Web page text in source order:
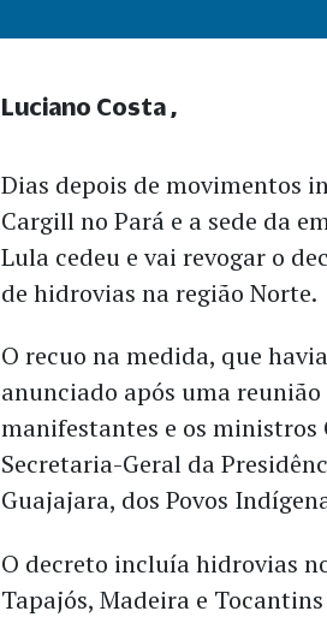
Dias depois de movimentos
Cargill no Pará e a sede da
Lula cedeu e vai revogar o
de hidrovias na região Norte.
O recuo na medida, que
anunciado após uma
manifestantes e os ministros
Secretaria-Geral da
Guajajara, dos Povos
O decreto incluía hidrovias
Tapajós, Madeira e
Luciano Costa